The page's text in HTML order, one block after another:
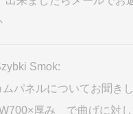
Smok:
パネルについてお聞き
厚み で曲げに対し